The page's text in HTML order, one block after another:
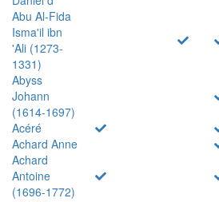
Abu Al-Fida
Isma'il ibn
'Ali (1273-
1331)
Abyss
Johann
(1614-1697)
Acéré
Achard Anne
Achard
Antoine
(1696-1772)